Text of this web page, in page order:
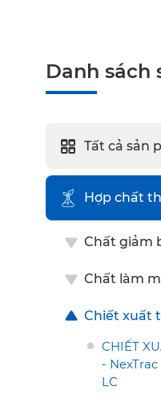
Danh sách
Tất cả sản
Hợp chất
Chất giảm
Chất làm
Chiết xuất
CHIẾT
-
LC